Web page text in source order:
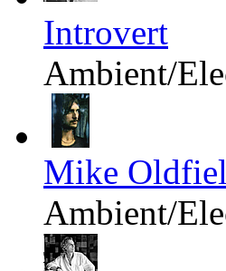
Introvert
Ambient/
Mike
Ambient/